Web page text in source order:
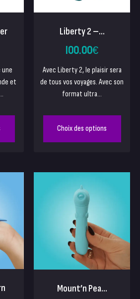
et
Liberty 2 –...
100.00€
Avec Liberty 2, le plaisir sera
de tous vos voyages. Avec son
format ultra...
Choix des options
Mount’n Pea...